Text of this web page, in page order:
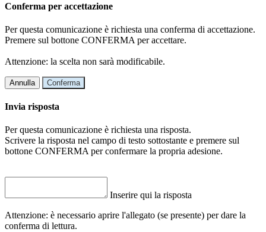
Conferma per accettazione
Per questa comunicazione è richiesta una conferma di accettazione.
Premere sul bottone CONFERMA per accettare.
Attenzione: la scelta non sarà modificabile.
Annulla Conferma
Invia risposta
Per questa comunicazione è richiesta una risposta.
Scrivere la risposta nel campo di testo sottostante e premere sul
bottone CONFERMA per confermare la propria adesione.
Inserire qui la risposta
Attenzione: è necessario aprire l'allegato (se presente) per dare la
conferma di lettura.